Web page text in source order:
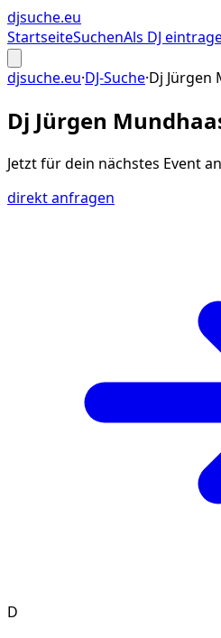
djsuche.eu
StartseiteSuchenAls DJ
djsuche.eu·DJ-Suche·Dj Jürgen
Dj Jürgen
Jetzt für dein nächstes Event
direkt anfragen
D